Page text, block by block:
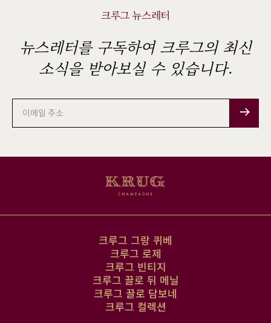
크루그 뉴스레터
뉴스레터를 구독하여 크루그의 최신
소식을 받아보실 수 있습니다.
이
메
일
주
소
크루그 그랑 퀴베
크루그 로제
크루그 빈티지
크루그 끌로 뒤 메닐
크루그 끌로 담보네
크루그 컬렉션